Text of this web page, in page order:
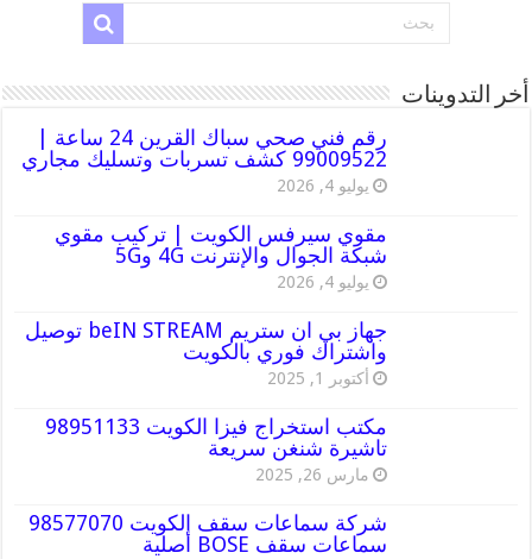
أخر التدوينات
رقم فني صحي سباك القرين 24 ساعة |
99009522 كشف تسربات وتسليك مجاري
يوليو 4, 2026
مقوي سيرفس الكويت | تركيب مقوي
شبكة الجوال والإنترنت 4G و5G
يوليو 4, 2026
جهاز بي ان ستريم beIN STREAM توصيل
واشتراك فوري بالكويت
أكتوبر 1, 2025
مكتب استخراج فيزا الكويت 98951133
تاشيرة شنغن سريعة
مارس 26, 2025
شركة سماعات سقف الكويت 98577070
سماعات سقف BOSE أصلية